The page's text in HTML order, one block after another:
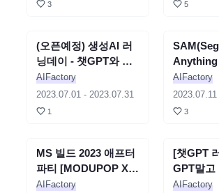
3 5
세미나 종료
(오픈예정) 생성AI 러
닝데이 - 챗GPT와 생
성AI과 함께하는 콘텐
츠 제작
AIFactory
2023.07.01- 2023.07.31
1
Anything
친해지기
AIFactory
2023.07.11
3
세미나 종료
MS 빌드 2023 애프터
파티 [MODUPOP X
AF 애저러닝데이]
AIFactory
[챗GPT
GPT말고
어 LLM
AIFactory